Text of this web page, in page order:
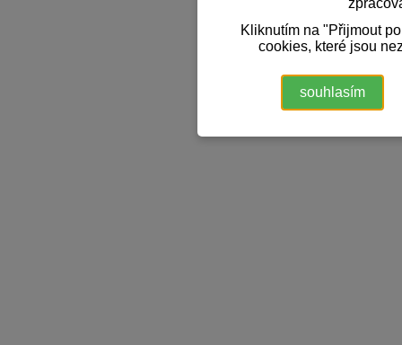
Kliknutím na "Přijmout
cookies, které jsou
souhlasím